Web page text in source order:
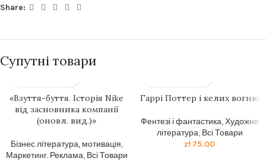
Share:
Супутні товари
«Взуття-буття. Історія Nike
від засновника компанії
(оновл. вид.)»
Бізнес література, мотивація,
Маркетинг. Реклама, Всі Товари
Гаррі Поттер і келих вогню
Фентезі і фантастика,Художня
література, Всі Товари
zł 75.00